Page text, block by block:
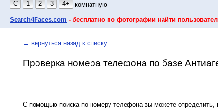
С
1 2 3 4+ комнатную
Search4Faces.com - бесплатно по фотографии найти
← вернуться назад к списку
Проверка номера телефона по базе
С помощью поиска по номеру телефона вы можете определить,